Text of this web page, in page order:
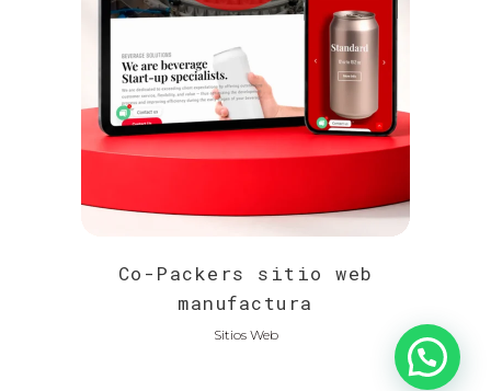
Co-Packers sitio web
manufactura
Sitios Web